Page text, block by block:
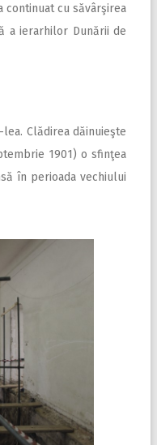
continuat cu săvârşirea
a ierarhilor Dunării de
Clădirea dăinuieşte
1901) o sfinţea
în perioada vechiului